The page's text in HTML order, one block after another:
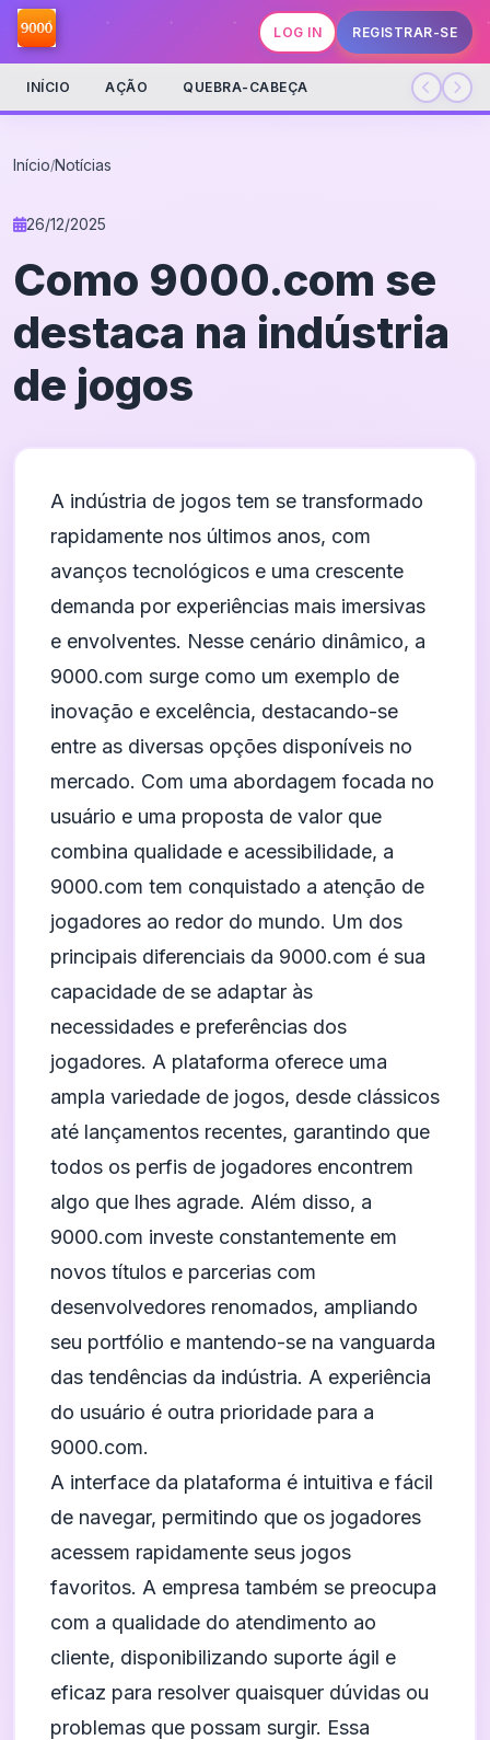
LOG IN REGISTRAR-SE
INÍCIO AÇÃO QUEBRA-CABEÇA
Início/Notícias
26/12/2025
Como 9000.com se
destaca na indústria
de jogos
A indústria de jogos tem se transformado
rapidamente nos últimos anos, com
avanços tecnológicos e uma crescente
demanda por experiências mais imersivas
e envolventes. Nesse cenário dinâmico, a
9000.com surge como um exemplo de
inovação e excelência, destacando-se
entre as diversas opções disponíveis no
mercado. Com uma abordagem focada no
usuário e uma proposta de valor que
combina qualidade e acessibilidade, a
9000.com tem conquistado a atenção de
jogadores ao redor do mundo. Um dos
principais diferenciais da 9000.com é sua
capacidade de se adaptar às
necessidades e preferências dos
jogadores. A plataforma oferece uma
ampla variedade de jogos, desde clássicos
até lançamentos recentes, garantindo que
todos os perfis de jogadores encontrem
algo que lhes agrade. Além disso, a
9000.com investe constantemente em
novos títulos e parcerias com
desenvolvedores renomados, ampliando
seu portfólio e mantendo-se na vanguarda
das tendências da indústria. A experiência
do usuário é outra prioridade para a
9000.com.
A interface da plataforma é intuitiva e fácil
de navegar, permitindo que os jogadores
acessem rapidamente seus jogos
favoritos. A empresa também se preocupa
com a qualidade do atendimento ao
cliente, disponibilizando suporte ágil e
eficaz para resolver quaisquer dúvidas ou
problemas que possam surgir. Essa